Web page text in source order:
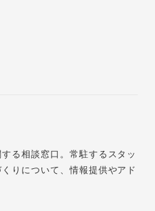
る相談窓口。常駐するスタッ
りについて、情報提供やアド